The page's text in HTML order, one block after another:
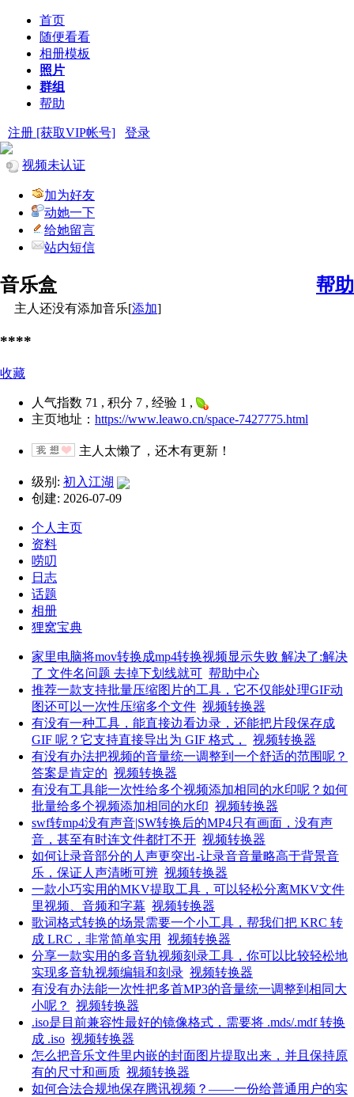
首页
随便看看
相册模板
照片
群组
帮助
注册 [获取VIP帐号] 登录
视频未认证
加为好友
动她一下
给她留言
站内短信
帮助
音乐盒
主人还没有添加音乐[添加]
****
收藏
人气指数 71 , 积分 7 , 经验 1 ,
主页地址： https://www.leawo.cn/space-7427775.html
主人太懒了，还木有更新！
级别: 初入江湖
创建: 2026-07-09
个人主页
资料
唠叨
日志
话题
相册
狸窝宝典
家里电脑将mov转换成mp4转换视频显示失败 解决了:解决
了 文件名问题 去掉下划线就可 帮助中心
推荐一款支持批量压缩图片的工具，它不仅能处理GIF动
图还可以一次性压缩多个文件 视频转换器
有没有一种工具，能直接边看边录，还能把片段保存成
GIF 呢？它支持直接导出为 GIF 格式，
视频转换器
有没有办法把视频的音量统一调整到一个舒适的范围呢？
答案是肯定的 视频转换器
有没有工具能一次性给多个视频添加相同的水印呢？如何
批量给多个视频添加相同的水印 视频转换器
swf转mp4没有声音|SW转换后的MP4只有画面，没有声
音，甚至有时连文件都打不开 视频转换器
如何让录音部分的人声更突出-让录音音量略高于背景音
乐，保证人声清晰可辨 视频转换器
一款小巧实用的MKV提取工具，可以轻松分离MKV文件
里视频、音频和字幕 视频转换器
歌词格式转换的场景需要一个小工具，帮我们把 KRC 转
成 LRC，非常简单实用
视频转换器
分享一款实用的多音轨视频刻录工具，你可以比较轻松地
实现多音轨视频编辑和刻录 视频转换器
有没有办法能一次性把多首MP3的音量统一调整到相同大
小呢？
视频转换器
.iso是目前兼容性最好的镜像格式，需要将 .mds/.mdf 转换
成 .iso 视频转换器
怎么把音乐文件里内嵌的封面图片提取出来，并且保持原
有的尺寸和画质 视频转换器
如何合法合规地保存腾讯视频？——一份给普通用户的实